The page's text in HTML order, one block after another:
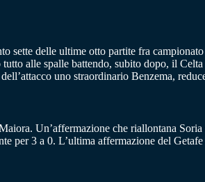
sette delle ultime otto partite fra
alle spalle battendo, subito dopo, il
uno straordinario Benzema,
Un’affermazione che riallontana
per 3 a 0. L’ultima affermazione del